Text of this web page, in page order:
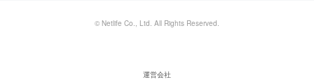
© Netlife Co., Ltd. All Rights Reserved.
運営会社